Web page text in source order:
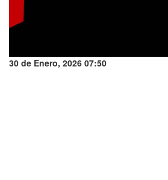
30 de Enero, 2026 07:50